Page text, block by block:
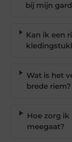
bij mijn
Kan ik een
Wat is het
brede riem?
Hoe zorg
meegaat?